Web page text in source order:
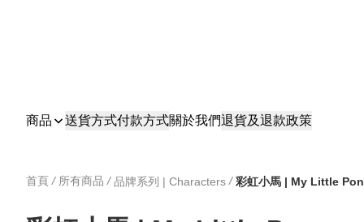
商品 送貨方式付款方式關於我們退貨及退款政策
首頁 / 所有商品 / 品牌系列 | Characters / 彩虹小馬 | My Little